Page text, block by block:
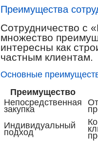
Преимущества
Сотрудничество с
множество
интересны как
частным клиентам.
Основные
Преимущество
Непосредственная
закупка
Индивидуальный
подход